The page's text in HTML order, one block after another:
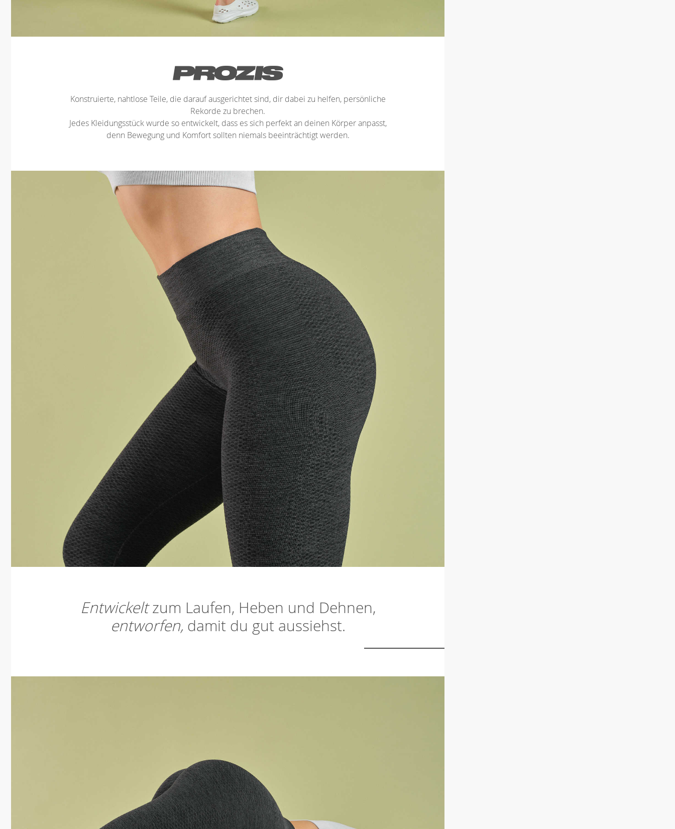
Konstruierte, nahtlose Teile, die darauf ausgerichtet sind, dir dabei zu helfen, persönliche
Rekorde zu brechen.
Jedes Kleidungsstück wurde so entwickelt, dass es sich perfekt an deinen Körper anpasst,
denn Bewegung und Komfort sollten niemals beeinträchtigt werden.
Entwickeltzum Laufen, Heben und Dehnen,
entworfen, damit du gut aussiehst.